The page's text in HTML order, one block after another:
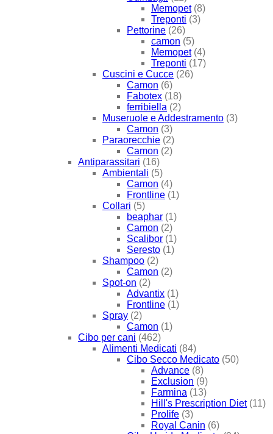
Memopet (8)
Treponti (3)
Pettorine (26)
camon (5)
Memopet (4)
Treponti (17)
Cuscini e Cucce (26)
Camon (6)
Fabotex (18)
ferribiella (2)
Museruole e Addestramento (3)
Camon (3)
Paraorecchie (2)
Camon (2)
Antiparassitari (16)
Ambientali (5)
Camon (4)
Frontline (1)
Collari (5)
beaphar (1)
Camon (2)
Scalibor (1)
Seresto (1)
Shampoo (2)
Camon (2)
Spot-on (2)
Advantix (1)
Frontline (1)
Spray (2)
Camon (1)
Cibo per cani (462)
Alimenti Medicati (84)
Cibo Secco Medicato (50)
Advance (8)
Exclusion (9)
Farmina (13)
Hill's Prescription Diet (11)
Prolife (3)
Royal Canin (6)